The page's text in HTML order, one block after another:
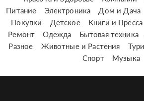
Питание
Электроника Дом и Дача
Покупки
Детское Книги и Пресса
Ремонт
Одежда Бытовая техника
Разное
Животные и Растения
Спорт
Музыка